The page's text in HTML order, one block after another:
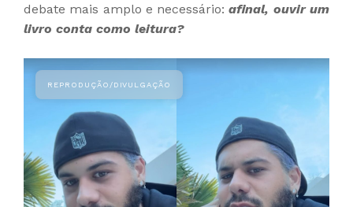
debate mais amplo e necessário:afinal, ouvir um
livro conta como leitura?